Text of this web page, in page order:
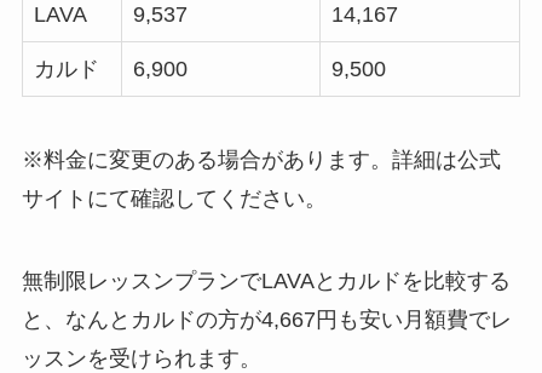
LAVA 9,537 14,167
カルド 6,900 9,500
※料金に変更のある場合があります。詳細は公式
サイトにて確認してください。
無制限レッスンプランでLAVAとカルドを比較する
と、なんと カルドの方が4,667円も安い月額費でレ
ッスンを受けられます。